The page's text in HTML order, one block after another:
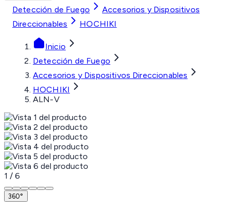
Detección de Fuego
Accesorios y Dispositivos
Direccionables
HOCHIKI
Inicio
Detección de Fuego
Accesorios y Dispositivos Direccionables
HOCHIKI
ALN-V
1 / 6
360°